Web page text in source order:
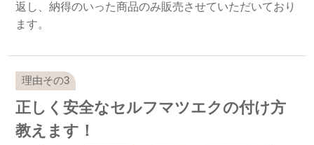
返し、納得のいった商品のみ販売させていただいており
ます。
正しく安全なセルフマツエクの付け方
教えます！